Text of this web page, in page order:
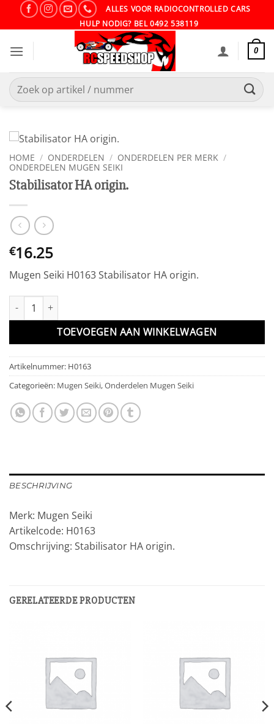
ALLES VOOR RADIOCONTROLLED CARS
HULP NODIG? BEL 0492 538119
0
Zoeken
naar:
HOME / ONDERDELEN / ONDERDELEN PER MERK /
ONDERDELEN MUGEN SEIKI
Stabilisator HA origin.
€16.25
Mugen Seiki H0163 Stabilisator HA origin.
Stabilisator HA origin. aantal
TOEVOEGEN AAN WINKELWAGEN
Artikelnummer: H0163
Categorieën: Mugen Seiki,Onderdelen Mugen Seiki
BESCHRIJVING
Merk: Mugen Seiki
Artikelcode: H0163
Omschrijving: Stabilisator HA origin.
GERELATEERDE PRODUCTEN